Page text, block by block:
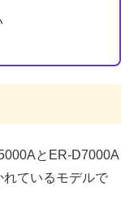
とER-D7000A
ているモデルで